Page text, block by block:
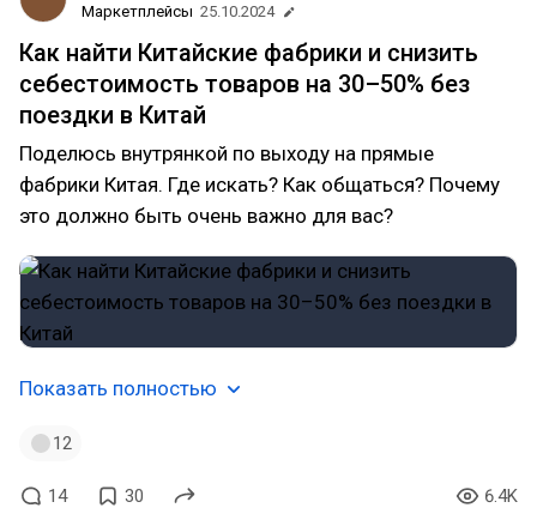
Маркетплейсы 25.10.2024
Как найти Китайские фабрики и снизить
себестоимость товаров на 30–50% без
поездки в Китай
Поделюсь внутрянкой по выходу на прямые
фабрики Китая. Где искать? Как общаться? Почему
это должно быть очень важно для вас?
Показать полностью
12
14 30 6.4K